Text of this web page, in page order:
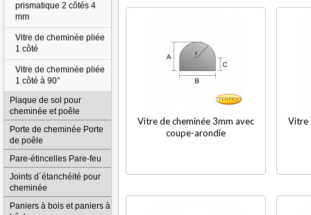
Vitre de cheminée 3mm avec
coupe-arondie
Vitre
prismatique 2 côtés 4
mm
Vitre de cheminée pliée
1 côté
Vitre de cheminée pliée
1 côté à 90°
Plaque de sol pour
cheminée et poêle
Porte de cheminée Porte
de poêle
Pare-étincelles Pare-feu
Joints d´étanchéité pour
cheminée
Paniers à bois et paniers à